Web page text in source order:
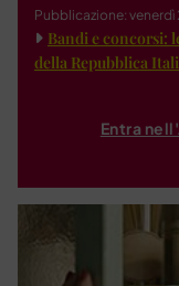
Pubblicazione:
Bandi e concorsi:
della Repubblica
Entra